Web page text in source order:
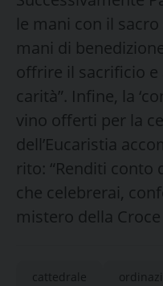
le mani con il
mani di
offrire il sacrificio
carità”. Infine, la
vino offerti per la
dell’Eucaristia
rito: “Renditi conto
che celebrerai,
mistero della
cattedrale